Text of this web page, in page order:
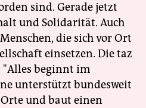
sind. Gerade jetzt
und Solidarität. Auch
die sich vor Ort
einsetzen. Die taz
beginnt im
unterstützt bundesweit
und baut einen